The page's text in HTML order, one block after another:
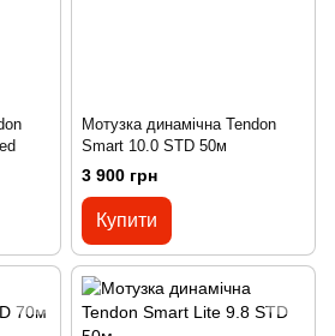
Мотузка динамічна Tendon
Smart 10.0 STD 50м
3 900 грн
Купити